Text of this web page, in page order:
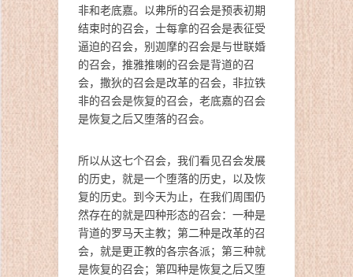
非和老底嘉。以弗所的召会是预表初期
结束时的召会，士每拿的召会是表征受
逼迫的召会，别迦摩的召会是与世联婚
的召会，推雅推喇的召会是背道的召
会，撒狄的召会是改革的召会，非拉铁
非的召会是恢复的召会，老底嘉的召会
是恢复之后又堕落的召会。
所以从这七个召会，我们看见召会发展
的历史，就是一个堕落的历史，以及恢
复的历史。到今天为止，在我们周围仍
然存在的就是四种形态的召会：一种是
背道的罗马天主教；第二种是改革的召
会，就是更正教的各宗各派；第三种就
是恢复的召会；第四种是恢复之后又堕